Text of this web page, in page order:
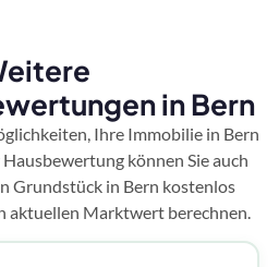
in Bern
Ihre Immobilie in Bern
können Sie auch
Grundstück in Bern kostenlos
aktuellen Marktwert berechnen.